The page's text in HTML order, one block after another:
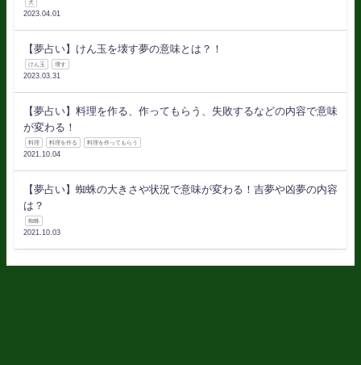
犬
2023.04.01
【夢占い】けん玉を壊す夢の意味とは？！
けん玉 壊す
2023.03.31
【夢占い】料理を作る、作ってもらう、失敗するなどの内容で意味
が変わる！
料理 料理を作る 料理を作ってもらう
2021.10.04
【夢占い】蜘蛛の大きさや状況で意味が変わる！吉夢や凶夢の内容
は？
蜘蛛
2021.10.03